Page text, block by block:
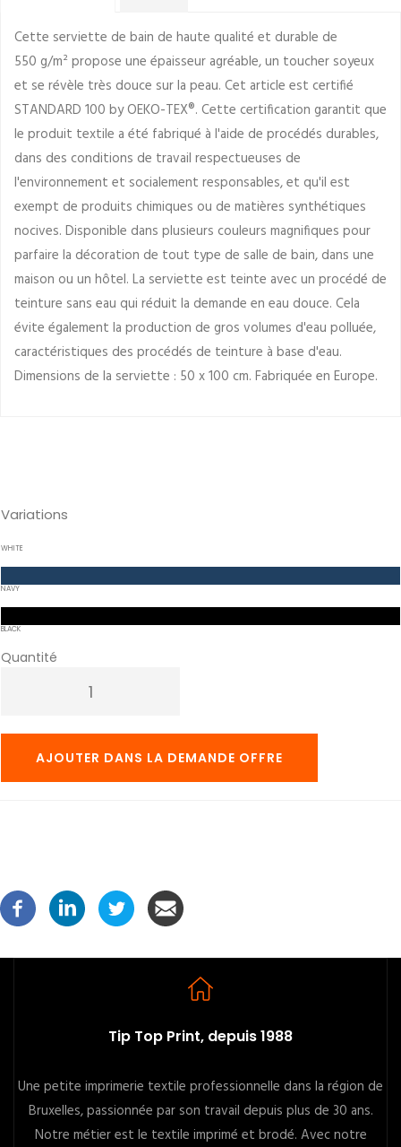
Cette serviette de bain de haute qualité et durable de
550 g/m² propose une épaisseur agréable, un toucher soyeux
et se révèle très douce sur la peau. Cet article est certifié
STANDARD 100 by OEKO-TEX®. Cette certification garantit que
le produit textile a été fabriqué à l'aide de procédés durables,
dans des conditions de travail respectueuses de
l'environnement et socialement responsables, et qu'il est
exempt de produits chimiques ou de matières synthétiques
nocives. Disponible dans plusieurs couleurs magnifiques pour
parfaire la décoration de tout type de salle de bain, dans une
maison ou un hôtel. La serviette est teinte avec un procédé de
teinture sans eau qui réduit la demande en eau douce. Cela
évite également la production de gros volumes d'eau polluée,
caractéristiques des procédés de teinture à base d'eau.
Dimensions de la serviette : 50 x 100 cm. Fabriquée en Europe.
Variations
WHITE
NAVY
BLACK
Quantité
Tip Top Print, depuis 1988
Une petite imprimerie textile professionnelle dans la région de
Bruxelles, passionnée par son travail depuis plus de 30 ans.
Notre métier est le textile imprimé et brodé. Avec notre